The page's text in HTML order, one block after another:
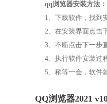
qq浏览器安装方法：
1、下载软件，找到
2、在安装界面点击
3、不断点击下一步
4、执行软件安装过
5、稍等一会，软件
QQ浏览器2021